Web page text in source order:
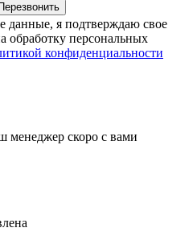
Перезвонить
данные, я подтверждаю свое
обработку персональных
конфиденциальности
менеджер скоро с вами